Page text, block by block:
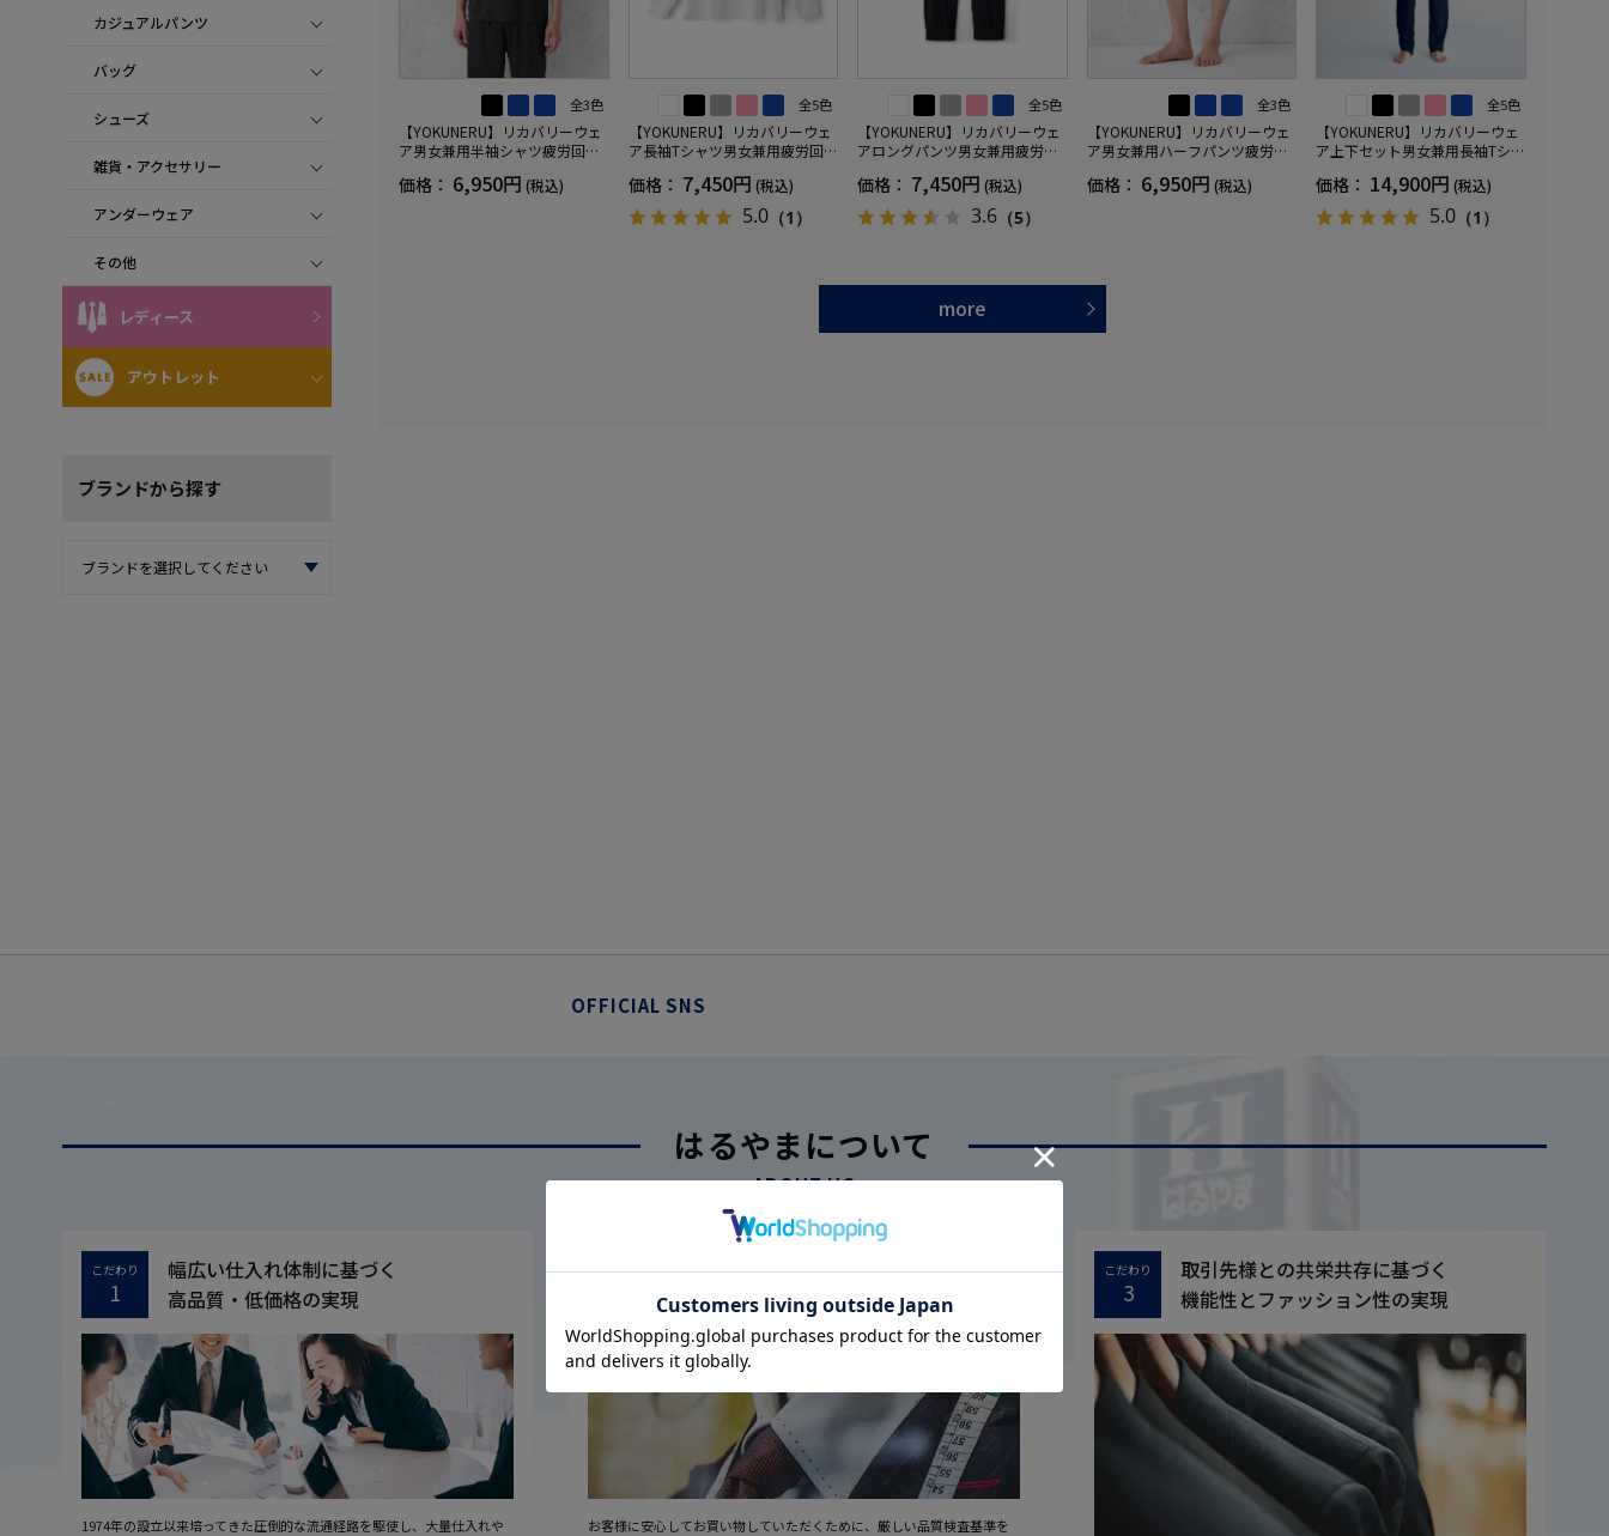
カジュアルパンツ
バッグ
シューズ
雑貨・アクセサリー
アンダーウェア
その他
レディース
アウトレット
ブランドから探す
全3色
【YOKUNERU】リカバリーウェ
ア男女兼用半袖シャツ疲労回復
(R)【一般医療機器】SS～LLサイ
価格： 6,950円 (税込)
全5色
【YOKUNERU】リカバリーウェ
ア長袖Tシャツ男女兼用疲労回復
(R)【一般医療機器】SS～LLサイ
ズ
価格： 7,450円 (税込)
5.0（1）
全5色
【YOKUNERU】リカバリーウェ
アロングパンツ男女兼用疲労回
IX(R)【一般医療機器】SS～LLサ
イズ
価格： 7,450円 (税込)
3.6 （5）
全3色
【YOKUNERU】リカバリーウェ
ア男女兼用ハーフパンツ疲労回
IX(R)【一般医療機器】SS～LLサ
価格： 6,950円 (税込)
全5色
【YOKUNERU】リカバリーウェ
ア上下セット男女兼用長袖Tシャ
進遠赤外線快眠NANOMIX(R)【一
般医療機器】SS～LLサイズ
価格： 14,900円 (税込)
5.0 （1）
more
OFFICIAL SNS
はるやまについて
ABOUT US
こだわり
1
幅広い仕入れ体制に基づく
高品質・低価格の実現
1974年の設立以来培ってきた圧倒的な流通経路を駆使し、大量仕入れや
こだわり
厳しい品質管理体制に基づく
安心の実現
お客様に安心してお買い物していただくために、厳しい品質検査基準を
こだわり
3
取引先様との共栄共存に基づく
機能性とファッション性の実現